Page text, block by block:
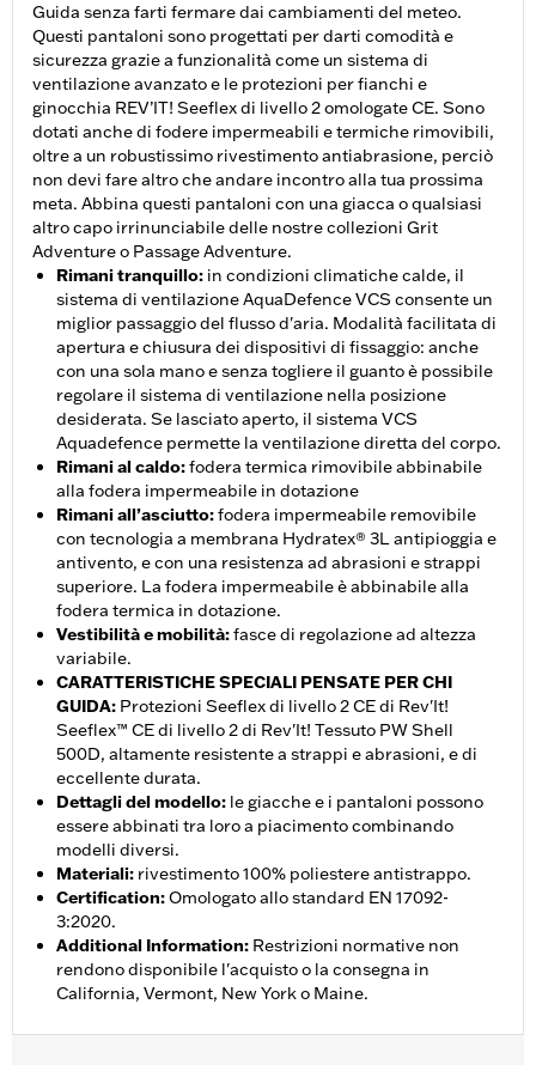
Guida senza farti fermare dai cambiamenti del meteo.
Questi pantaloni sono progettati per darti comodità e
sicurezza grazie a funzionalità come un sistema di
ventilazione avanzato e le protezioni per fianchi e
ginocchia REV’IT! Seeflex di livello 2 omologate CE. Sono
dotati anche di fodere impermeabili e termiche rimovibili,
oltre a un robustissimo rivestimento antiabrasione, perciò
non devi fare altro che andare incontro alla tua prossima
meta. Abbina questi pantaloni con una giacca o qualsiasi
altro capo irrinunciabile delle nostre collezioni Grit
Adventure o Passage Adventure.
Rimani tranquillo: in condizioni climatiche calde, il
sistema di ventilazione AquaDefence VCS consente un
miglior passaggio del flusso d'aria. Modalità facilitata di
apertura e chiusura dei dispositivi di fissaggio: anche
con una sola mano e senza togliere il guanto è possibile
regolare il sistema di ventilazione nella posizione
desiderata. Se lasciato aperto, il sistema VCS
Aquadefence permette la ventilazione diretta del corpo.
Rimani al caldo:fodera termica rimovibile abbinabile
alla fodera impermeabile in dotazione
Rimani all’asciutto:fodera impermeabile removibile
con tecnologia a membrana Hydratex® 3L antipioggia e
antivento, e con una resistenza ad abrasioni e strappi
superiore. La fodera impermeabile è abbinabile alla
fodera termica in dotazione.
Vestibilità e mobilità:fasce di regolazione ad altezza
variabile.
CARATTERISTICHE SPECIALI PENSATE PER CHI
GUIDA: Protezioni Seeflex di livello 2 CE di Rev'It!
Seeflex™️ CE di livello 2 di Rev'It! Tessuto PW Shell
500D, altamente resistente a strappi e abrasioni, e di
eccellente durata.
Dettagli del modello: le giacche e i pantaloni possono
essere abbinati tra loro a piacimento combinando
modelli diversi.
Materiali: rivestimento 100% poliestere antistrappo.
Certification:Omologato allo standard EN 17092-
3:2020.
Additional Information: Restrizioni normative non
rendono disponibile l'acquisto o la consegna in
California, Vermont, New York o Maine.